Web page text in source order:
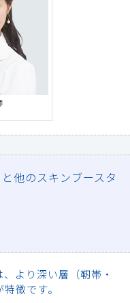
他のスキンブースタ
より深い層（靭帯・
徴です。